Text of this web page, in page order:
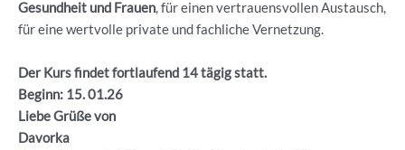
Gesundheit und Frauen, für einen vertrauensvollen Austausch,
für eine wertvolle private und fachliche Vernetzung.
Der Kurs findet fortlaufend 14 tägig statt.
Beginn: 15. 01.26
Liebe Grüße von
Davorka